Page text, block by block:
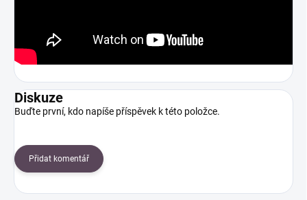
Diskuze
Buďte první, kdo napíše příspěvek k této položce.
Přidat komentář